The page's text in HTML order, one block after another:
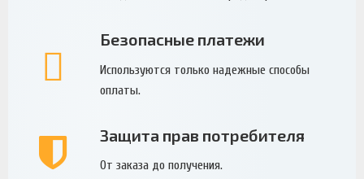
Безопасные платежи
Используются только надежные способы
оплаты.
Защита прав потребителя
От заказа до получения.